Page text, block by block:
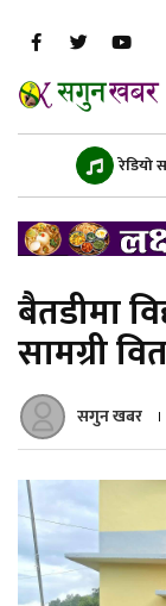
रेडियो
बैतडीमा
सामग्री
सगुन खबर